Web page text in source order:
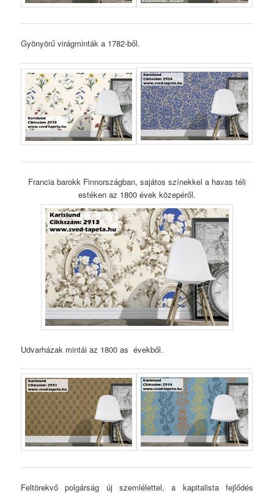
Gyönyörű virágminták a 1782-ből.
Francia barokk Finnországban, sajátos színekkel a havas téli
estéken az 1800 évek közepéről.
Udvarházak mintái az 1800 as évekből.
Feltörekvő polgárság új szemlélettel, a kapitalista fejlődés